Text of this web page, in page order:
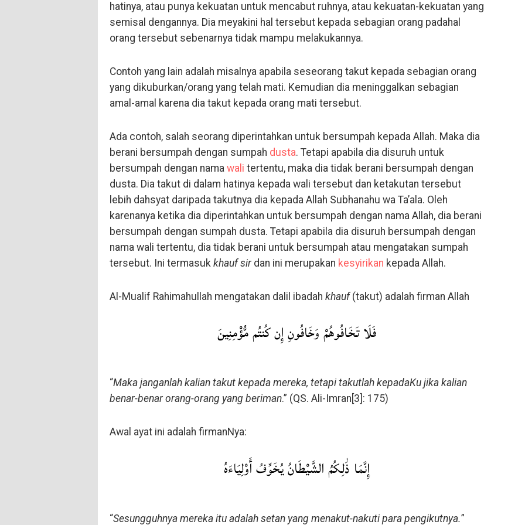
hatinya, atau punya kekuatan untuk mencabut ruhnya, atau kekuatan-kekuatan yang
semisal dengannya. Dia meyakini hal tersebut kepada sebagian orang padahal
orang tersebut sebenarnya tidak mampu melakukannya.
Contoh yang lain adalah misalnya apabila seseorang takut kepada sebagian orang
yang dikuburkan/orang yang telah mati. Kemudian dia meninggalkan sebagian
amal-amal karena dia takut kepada orang mati tersebut.
Ada contoh, salah seorang diperintahkan untuk bersumpah kepada Allah. Maka dia
berani bersumpah dengan sumpah dusta. Tetapi apabila dia disuruh untuk
bersumpah dengan nama wali tertentu, maka dia tidak berani bersumpah dengan
dusta. Dia takut di dalam hatinya kepada wali tersebut dan ketakutan tersebut
lebih dahsyat daripada takutnya dia kepada Allah Subhanahu wa Ta’ala. Oleh
karenanya ketika dia diperintahkan untuk bersumpah dengan nama Allah, dia berani
bersumpah dengan sumpah dusta. Tetapi apabila dia disuruh bersumpah dengan
nama wali tertentu, dia tidak berani untuk bersumpah atau mengatakan sumpah
tersebut. Ini termasuk khauf sirdan ini merupakan kesyirikan kepada Allah.
Al-Mualif Rahimahullah mengatakan dalil ibadah khauf(takut) adalah firman Allah
فَلَا تَخَافُوهُمْ وَخَافُونِ إِن كُنتُم مُّؤْمِنِينَ
“Maka janganlah kalian takut kepada mereka, tetapi takutlah kepadaKu jika kalian
benar-benar orang-orang yang beriman.” (QS. Ali-Imran[3]: 175)
Awal ayat ini adalah firmanNya:
إِنَّمَا ذَٰلِكُمُ الشَّيْطَانُ يُخَوِّفُ أَوْلِيَاءَهُ
“Sesungguhnya mereka itu adalah setan yang menakut-nakuti para pengikutnya.”